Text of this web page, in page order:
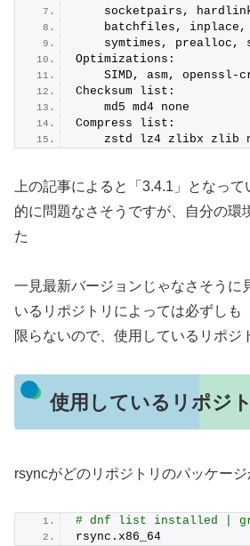
socketpairs,
batchfiles,
symtimes, prealloc,
Optimizations:
SIMD, asm, openssl-
Checksum list:
    md5 md4 none
Compress list:
zstd lz4 zlibx zlib
上の記事によると「3.4.1」となっ
的に問題なさそうですが、自分の環
た
一見最新バージョンじゃなさそうに
いるリポジトリによっては必ずしも
限らないので、使用しているリポジ
使用しているリポジ
rsyncがどのリポジトリのパッケー
# dnf list installed |
rsync. x86_64